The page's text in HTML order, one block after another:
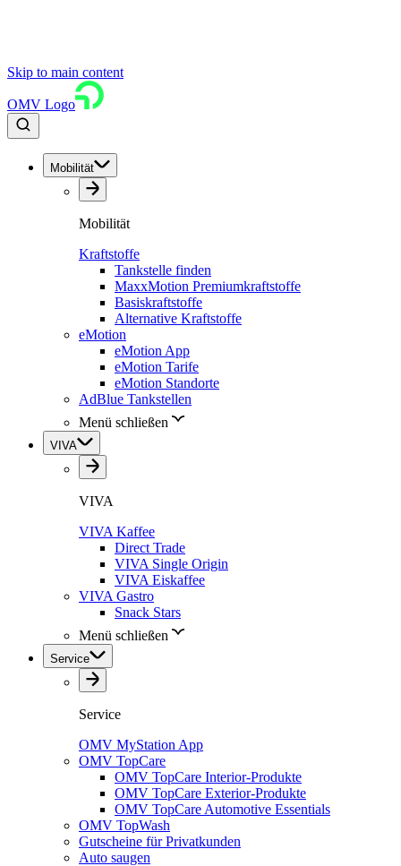
Skip to main content
OMV Logo
Mobilität
Mobilität
Kraftstoffe
Tankstelle finden
MaxxMotion Premiumkraftstoffe
Basiskraftstoffe
Alternative Kraftstoffe
eMotion
eMotion App
eMotion Tarife
eMotion Standorte
AdBlue Tankstellen
Menü schließen
VIVA
VIVA
VIVA Kaffee
Direct Trade
VIVA Single Origin
VIVA Eiskaffee
VIVA Gastro
Snack Stars
Menü schließen
Service
Service
OMV MyStation App
OMV TopCare
OMV TopCare Interior-Produkte
OMV TopCare Exterior-Produkte
OMV TopCare Automotive Essentials
OMV TopWash
Gutscheine für Privatkunden
Auto saugen